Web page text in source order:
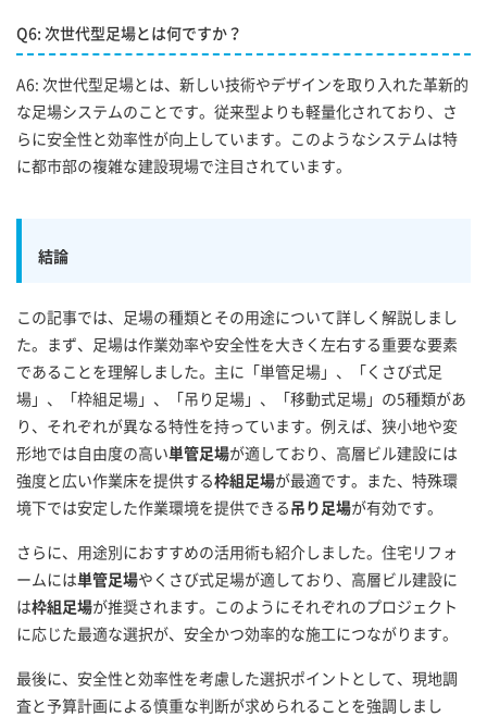
Q6: 次世代型足場とは何ですか？
A6: 次世代型足場とは、新しい技術やデザインを取り入れた革新的
な足場システムのことです。従来型よりも軽量化されており、さ
らに安全性と効率性が向上しています。このようなシステムは特
に都市部の複雑な建設現場で注目されています。
結論
この記事では、足場の種類とその用途について詳しく解説しまし
た。まず、足場は作業効率や安全性を大きく左右する重要な要素
であることを理解しました。主に「単管足場」、「くさび式足
場」、「枠組足場」、「吊り足場」、「移動式足場」の5種類があ
り、それぞれが異なる特性を持っています。例えば、狭小地や変
形地では自由度の高い単管足場が適しており、高層ビル建設には
強度と広い作業床を提供する枠組足場が最適です。また、特殊環
境下では安定した作業環境を提供できる 吊り足場が有効です。
さらに、用途別におすすめの活用術も紹介しました。住宅リフォ
ームには単管足場やくさび式足場が適しており、高層ビル建設に
は枠組足場が推奨されます。このようにそれぞれのプロジェクト
に応じた最適な選択が、安全かつ効率的な施工につながります。
最後に、安全性と効率性を考慮した選択ポイントとして、現地調
査と予算計画による慎重な判断が求められることを強調しまし